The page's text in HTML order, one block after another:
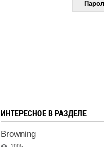
ИНТЕРЕСНОЕ В РАЗДЕЛЕ
Browning